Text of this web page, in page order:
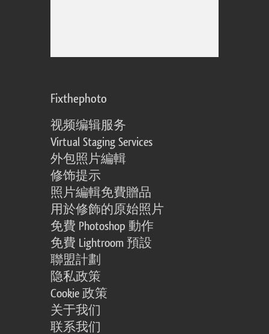
Fixthephoto
视频编辑服务
Virtual Staging Services
外包照片編輯
修饰提示
照片編輯免費贈品
用於修飾的原始照片
免費 Photoshop 動作
免費 Lightroom 預設
聯盟計劃
隐私政策
Cookie 政策
关于我们
联系我们